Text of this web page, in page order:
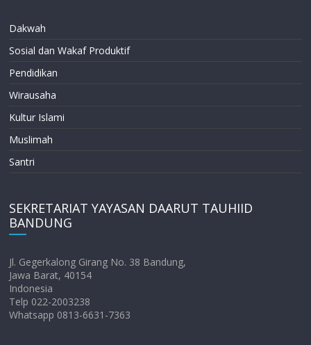
Dakwah
Sosial dan Wakaf Produktif
Pendidikan
Wirausaha
Kultur Islami
Muslimah
Santri
SEKRETARIAT YAYASAN DAARUT TAUHIID
BANDUNG
Jl. Gegerkalong Girang No. 38 Bandung,
Jawa Barat, 40154
Indonesia
Telp 022-2003238
Whatsapp 0813-6631-7363